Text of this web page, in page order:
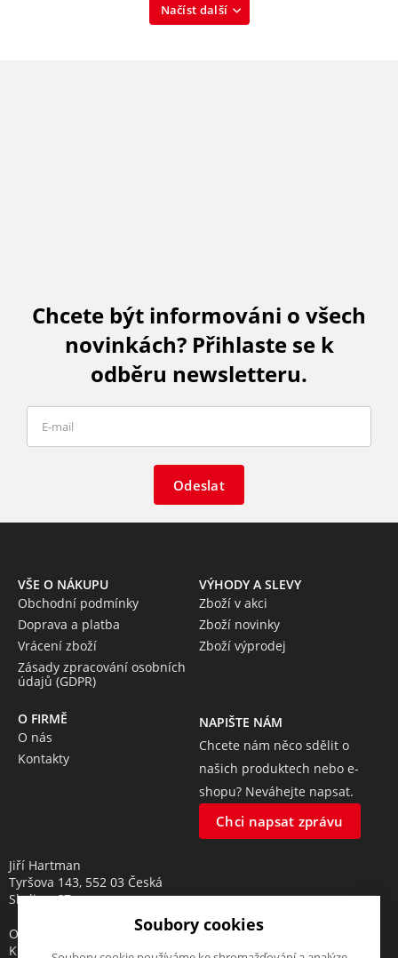
Načíst další
Chcete být informováni o všech
novinkách? Přihlaste se k
odběru newsletteru.
Odeslat
VŠE O NÁKUPU
Obchodní podmínky
Doprava a platba
Vrácení zboží
Zásady zpracování osobních
údajů (GDPR)
VÝHODY A SLEVY
Zboží v akci
Zboží novinky
Zboží výprodej
O FIRMĚ
O nás
Kontakty
NAPIŠTE NÁM
Chcete nám něco sdělit o
našich produktech nebo e-
shopu? Neváhejte napsat.
Chci napsat zprávu
Jiří Hartman
Tyršova 143, 552 03 Česká
Skalice, CZ
Obchodní rejstřík vedený u
Krajského soudu v Hradci
Soubory cookies